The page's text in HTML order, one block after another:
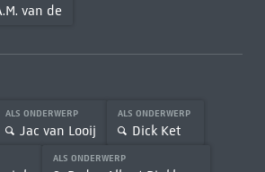
van de
ALS ONDERWERP
Jac van Looij
ALS ONDERWERP
Dick Ket
ALS ONDERWERP